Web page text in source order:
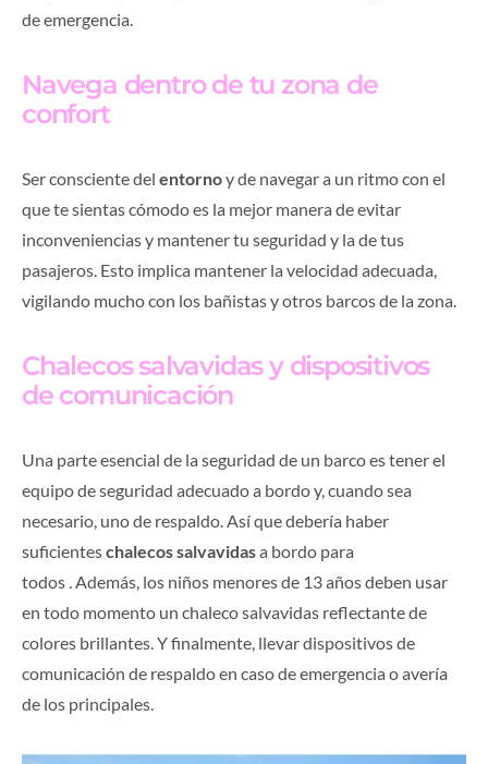
de emergencia.
Navega dentro de tu zona de
confort
Ser consciente del entornoy de navegar a un ritmo con el
que te sientas cómodo es la mejor manera de evitar
inconveniencias y mantener tu seguridad y la de tus
pasajeros. Esto implica mantener la velocidad adecuada,
vigilando mucho con los bañistas y otros barcos de la zona.
Chalecos salvavidas y dispositivos
de comunicación
Una parte esencial de la seguridad de un barco es tener el
equipo de seguridad adecuado a bordo y, cuando sea
necesario, uno de respaldo. Así que debería haber
suficienteschalecos salvavidasa bordo para
todos . Además, los niños menores de 13 años deben usar
en todo momento un chaleco salvavidas reflectante de
colores brillantes. Y finalmente, llevar dispositivos de
comunicación de respaldo en caso de emergencia o avería
de los principales.